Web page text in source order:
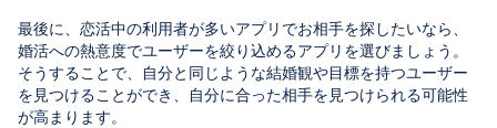
最後に、恋活中の利用者が多いアプリでお相手を探したいなら、
婚活への熱意度でユーザーを絞り込めるアプリを選びましょう。
そうすることで、自分と同じような結婚観や目標を持つユーザー
を見つけることができ、自分に合った相手を見つけられる可能性
が高まります。